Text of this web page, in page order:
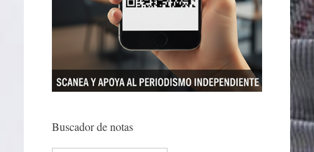
Buscador de notas